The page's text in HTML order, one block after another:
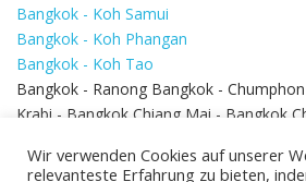
Bangkok - Koh Samui
Bangkok - Koh Phangan
Bangkok - Koh Tao
Bangkok - Ranong Bangkok -
Krabi - Bangkok Chiang Mai - Bangkok
Bangkok - Hua Hin
Wir verwenden Cookies auf unserer
relevanteste Erfahrung zu bieten,